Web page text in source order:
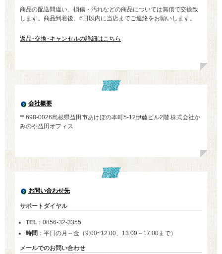
商品の配送間違い、損傷・汚れなどの商品については無償で交換致
します。商品到着後、6日以内に当店までご連絡をお願いします。
返品･交換･キャンセルの詳細はこちら
会社概要
〒698-0026島根県益田市あけぼの本町5-12伊藤ビル2階 株式会社か
みのや益田オフィス
お問い合わせ先
サポートダイヤル
TEL：0856-32-3355
時間 ：平日の月～金（9:00~12:00、13:00～17:00まで）
メールでのお問い合わせ